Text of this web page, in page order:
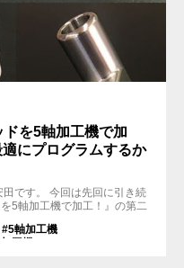
を5軸加工機で加
にプログラムするか
です。 今回は先回に引き続
5軸加工機で加工！』の第二
工製作実績を紹介 今回は
#5軸加工機
加工機